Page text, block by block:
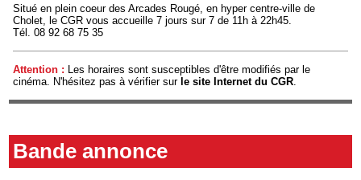
Situé en plein coeur des Arcades Rougé, en hyper centre-ville de
Cholet, le CGR vous accueille 7 jours sur 7 de 11h à 22h45.
Tél.08 92 68 75 35
Attention : Les horaires sont susceptibles d'être modifiés par le
cinéma. N'hésitez pas à vérifier surle site Internet du CGR
Bande annonce